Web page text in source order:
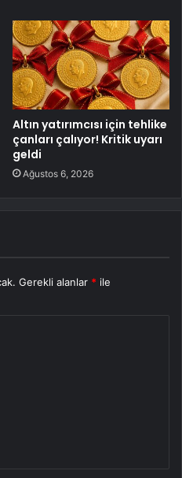
Altın yatırımcısı için tehlike
çanları çalıyor! Kritik uyarı
geldi
Ağustos 6, 2026
Gerekli alanlar * ile